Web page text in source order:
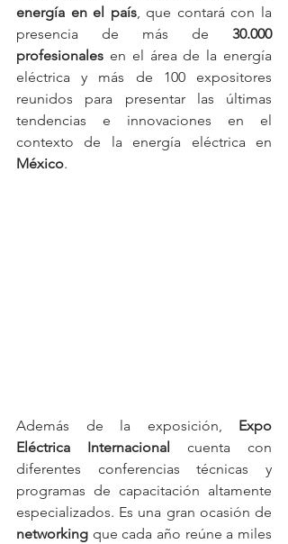
energía en el país, que contará con la
presencia de más de 30.000
profesionales en el área de la energía
eléctrica y más de 100 expositores
reunidos para presentar las últimas
tendencias e innovaciones en el
México.
Además de la exposición, Expo
Eléctrica Internacional cuenta con
diferentes conferencias técnicas y
programas de capacitación altamente
networking que cada año reúne a miles